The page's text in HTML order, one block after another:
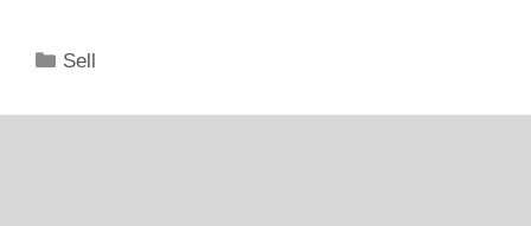
Kategorien
Sell